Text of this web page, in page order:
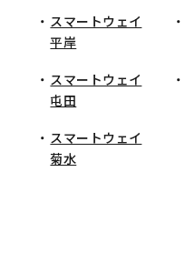
スマートウェイ
平岸
スマートウェイ
屯田
スマートウェイ
菊水